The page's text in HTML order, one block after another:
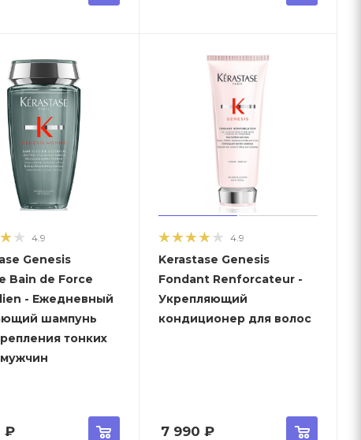
4.9
Genesis
Bain de Force
- Ежедневный
шампунь
тонких
₽
4.9
Kerastase Genesis
Fondant Renforcateur -
Укрепляющий
кондиционер для волос
7 990 ₽